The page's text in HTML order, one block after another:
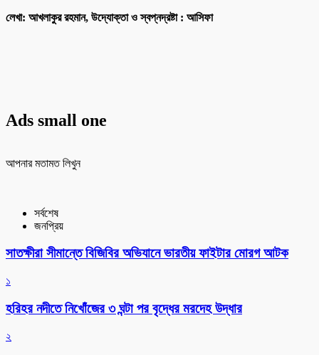
লেখা: আখলাকুর রহমান, উদ্যোক্তা ও স্বপ্নদ্রষ্টা : আসিফা
Ads small one
আপনার মতামত লিখুন
সর্বশেষ
জনপ্রিয়
সাতক্ষীরা সীমান্তে বিজিবির অভিযানে ভারতীয় ফাইটার মোরগ আটক
১
হরিহর নদীতে নিখোঁজের ৩ ঘন্টা পর বৃদ্ধের মরদেহ উদ্ধার
২